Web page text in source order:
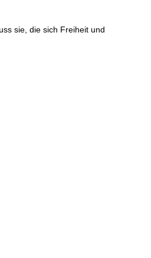
sie, die sich Freiheit und